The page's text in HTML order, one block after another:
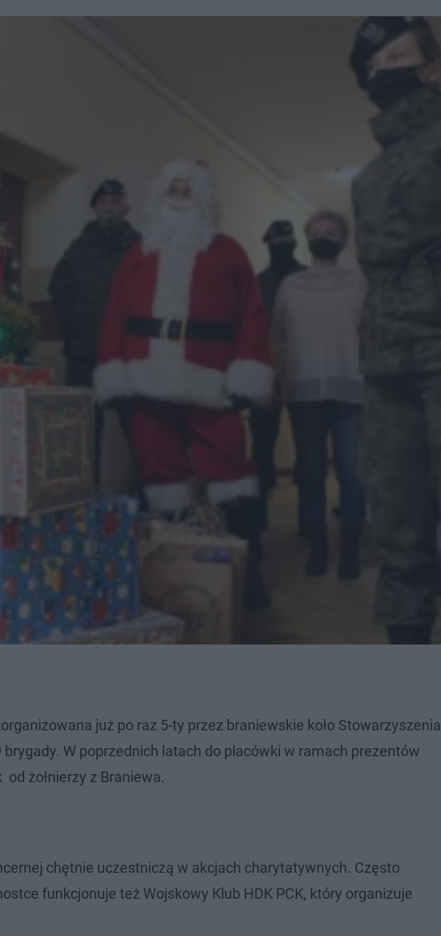
już po raz 5-ty przez braniewskie koło Stowarzyszenia
brygady. W poprzednich latach do placówki w ramach prezentów
żołnierzy z Braniewa.
chętnie uczestniczą w akcjach charytatywnych. Często
funkcjonuje też Wojskowy Klub HDK PCK, który organizuje